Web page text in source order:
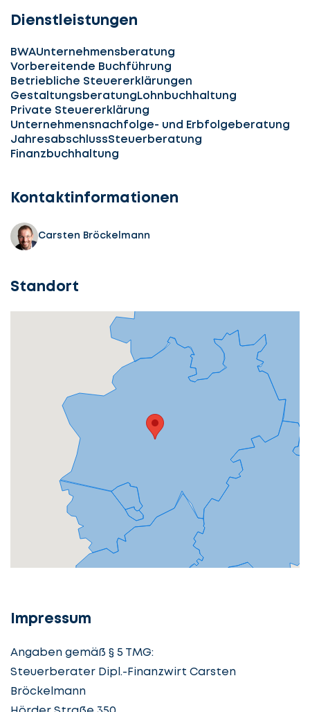
Dienstleistungen
BWAUnternehmensberatung
Vorbereitende Buchführung
Betriebliche Steuererklärungen
Gestaltungsberatung Lohnbuchhaltung
Private Steuererklärung
Unternehmensnachfolge- und Erbfolgeberatung
JahresabschlussSteuerberatung
Finanzbuchhaltung
Kontaktinformationen
Carsten Bröckelmann
Standort
Impressum
Angaben gemäß § 5 TMG:
Steuerberater Dipl.-Finanzwirt Carsten
Bröckelmann